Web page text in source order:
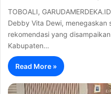
TOBOALI,
Debby Vita Dewi, menegaskan
rekomendasi yang
Kabupaten…
Read More »